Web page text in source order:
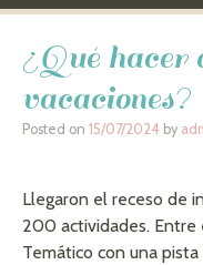
¿Qué hacer
vacaciones?
Posted on 15/07/2024 by
Llegaron el receso de
200 actividades. Entre
Temático con una